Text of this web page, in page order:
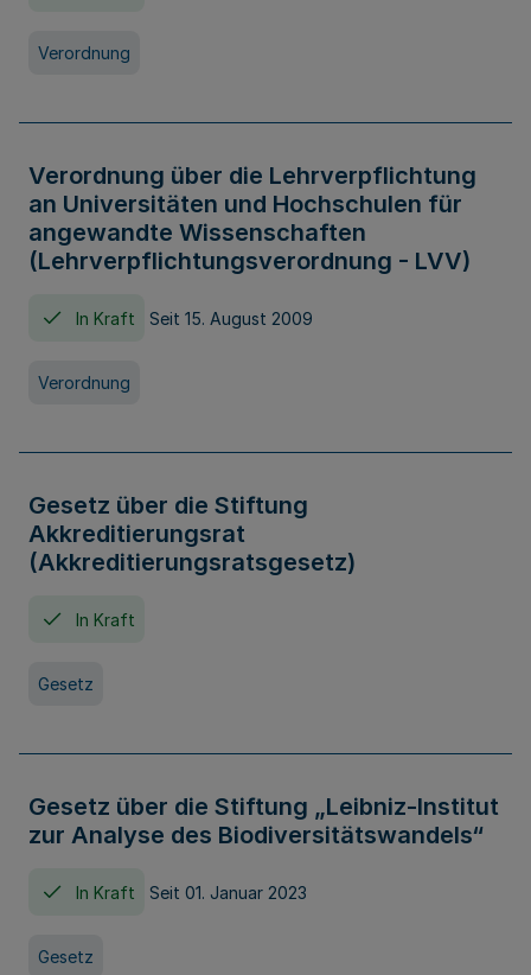
Verordnung
Verordnung über die Lehrverpflichtung
an Universitäten und Hochschulen für
angewandte Wissenschaften
(Lehrverpflichtungsverordnung - LVV)
In Kraft Seit 15. August 2009
Verordnung
Gesetz über die Stiftung
Akkreditierungsrat
(Akkreditierungsratsgesetz)
In Kraft
Gesetz
Gesetz über die Stiftung „Leibniz-Institut
zur Analyse des Biodiversitätswandels“
In Kraft Seit 01. Januar 2023
Gesetz